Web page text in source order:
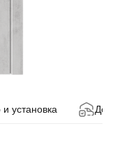
установка